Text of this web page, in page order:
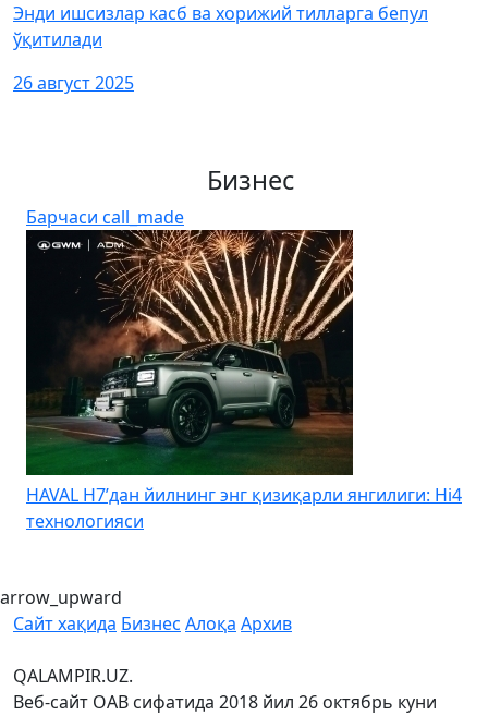
Энди ишсизлар касб ва хорижий тилларга бепул
ўқитилади
26 август 2025
Бизнес
Барчаси call_made
HAVAL H7’дан йилнинг энг қизиқарли янгилиги: Hi4
технологияси
arrow_upward
Сайт хақида Бизнес Алоқа Архив
QALAMPIR.UZ.
Веб-сайт ОАВ сифатида 2018 йил 26 октябрь куни